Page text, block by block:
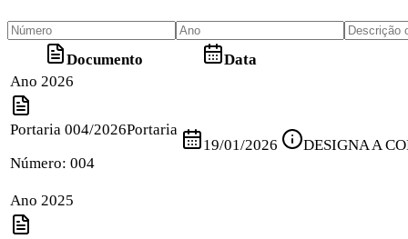
Documento Data
Ano 2026
Portaria 004/2026Portaria
Número: 004
19/01/2026 DESIGNA A
Ano 2025